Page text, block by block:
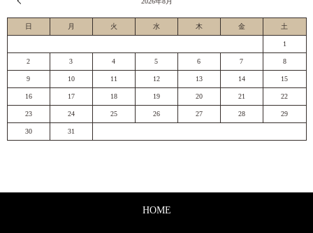
日 月 火 水 木 金 土
1
2 3 4 5 6 7 8
9 10 11 12 13 14 15
16 17 18 19 20 21 22
23 24 25 26 27 28 29
30 31
HOME